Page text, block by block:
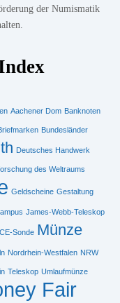
der Numismatik
Aachener Dom Banknoten
Bundesländer
Deutsches Handwerk
des Weltraums
Geldscheine Gestaltung
James-Webb-Teleskop
Sonde Münze
Nordrhein-Westfalen NRW
Teleskop Umlaufmünze
Fair